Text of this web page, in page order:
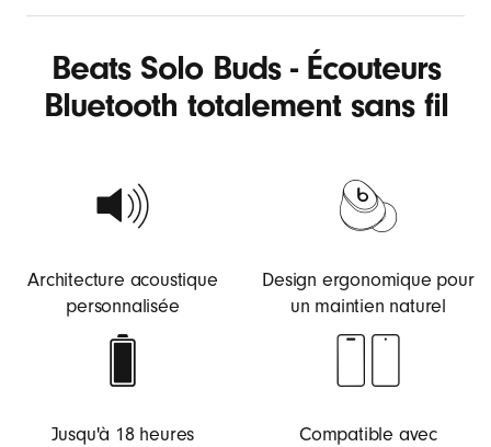
Beats Solo Buds - Écouteurs
Bluetooth totalement sans fil
Architecture acoustique
personnalisée
Design ergonomique pour
un maintien naturel
Jusqu'à 18 heures
Compatible avec